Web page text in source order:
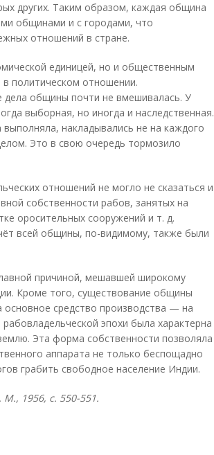
других. Таким образом, каждая община
общинами и с городами, что
отношений в стране.
единицей, но и общественным
политическом отношении.
дела общины почти не вмешивалась. У
выборная, но иногда и наследственная.
накладывались не на каждого
Это в свою очередь тормозило
отношений не могло не сказаться и
собственности рабов, занятых на
оросительных сооружений и т. д.
всей общины, по-видимому, также были
причиной, мешавшей широкому
Кроме того, существование общины
основное средство производства — на
эпохи была характерна
Эта форма собственности позволяла
аппарата не только беспощадно
грабить свободное население Индии.
М., 1956, с. 550-551.